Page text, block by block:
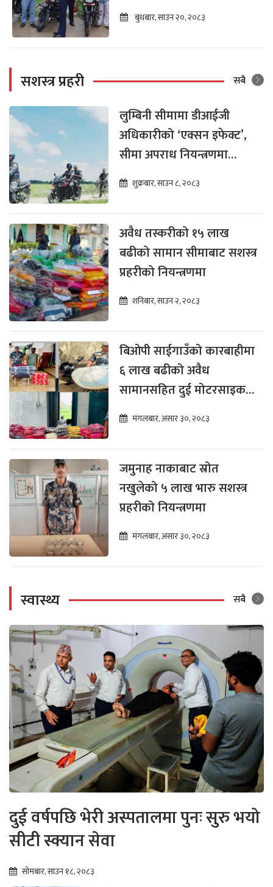
बुधबार, साउन २०, २०८३
सशस्त्र प्रहरी सबै
लुम्बिनी सीमामा डीआईजी
अधिकारीको ‘एक्सन इफेक्ट’,
सीमा अपराध नियन्त्रणमा
सशस्त्र प्रहरी आक्रामक
शुक्रबार, साउन ८, २०८३
अवैध तस्करीको १५ लाख
बढीको सामान सीमाबाट सशस्त्र
प्रहरीको नियन्त्रणमा
शनिबार, साउन २, २०८३
बिओपी साईगाउँको कारबाहीमा
६ लाख बढीको अवैध
सामानसहित दुई मोटरसाइकल
नियन्त्रणमा
मंगलबार, असार ३०, २०८३
जमुनाह नाकाबाट स्रोत
नखुलेको ५ लाख भारु सशस्त्र
प्रहरीको नियन्त्रणमा
मंगलबार, असार ३०, २०८३
स्वास्थ्य सबै
दुई वर्षपछि भेरी अस्पतालमा पुनः सुरु भयो
सीटी स्क्यान सेवा
सोमबार, साउन १८, २०८३